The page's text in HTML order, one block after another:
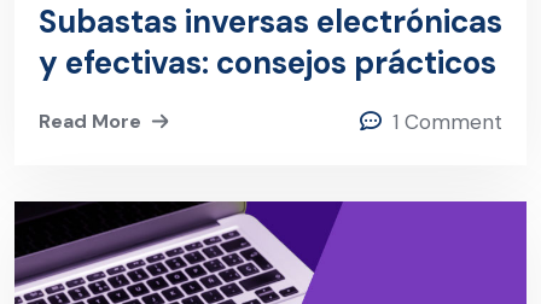
Subastas inversas electrónicas
y efectivas: consejos prácticos
Read More 1 Comment